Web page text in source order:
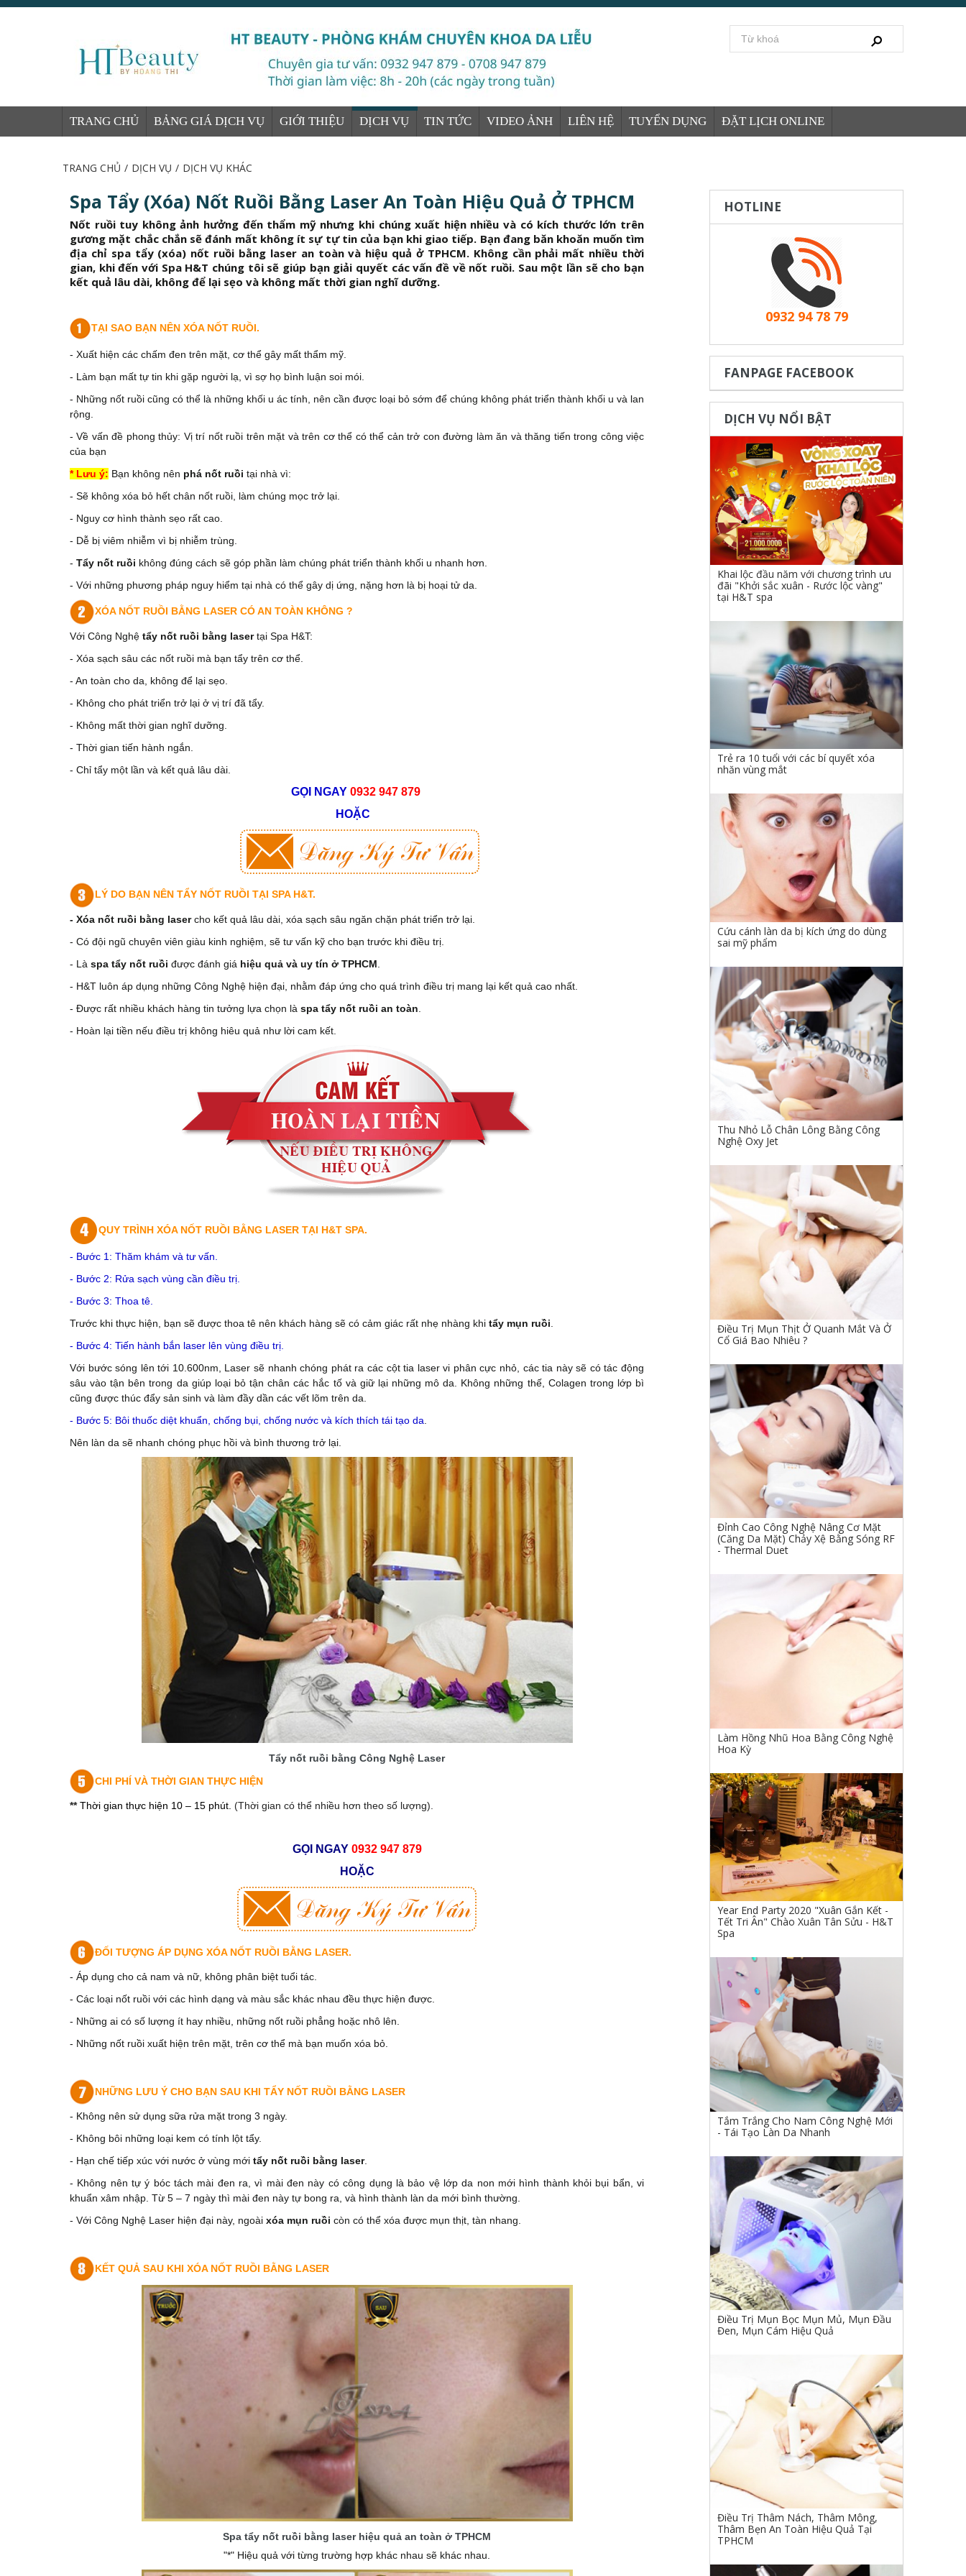
TRANG CHỦ BẢNG GIÁ DỊCH VỤ GIỚI THIỆU DỊCH VỤ TIN TỨC VIDEO ẢNH LIÊN HỆ TUYỂN DỤNG ĐẶT LỊCH ONLINE
TRANG CHỦ / DỊCH VỤ / DỊCH VỤ KHÁC
Spa Tẩy (Xóa) Nốt Ruồi Bằng Laser An Toàn Hiệu Quả Ở TPHCM
Nốt ruồi tuy không ảnh hưởng đến thẩm mỹ nhưng khi chúng xuất hiện nhiều và có kích thước lớn trên
gương mặt chắc chắn sẽ đánh mất không ít sự tự tin của bạn khi giao tiếp. Bạn đang băn khoăn muốn tìm
địa chỉ spa tẩy (xóa) nốt ruồi bằng laser an toàn và hiệu quả ở TPHCM. Không cần phải mất nhiều thời
gian, khi đến với Spa H&T chúng tôi sẽ giúp bạn giải quyết các vấn đề về nốt ruồi. Sau một lần sẽ cho bạn
kết quả lâu dài, không để lại sẹo và không mất thời gian nghĩ dưỡng.
TẠI SAO BẠN NÊN XÓA NỐT RUỒI.
- Xuất hiện các chấm đen trên mặt, cơ thể gây mất thẩm mỹ.
- Làm bạn mất tự tin khi gặp người lạ, vì sợ họ bình luận soi mói.
- Những nốt ruồi cũng có thể là những khối u ác tính, nên cần được loại bỏ sớm để chúng không phát triển thành khối u và lan
rộng.
- Về vấn đề phong thủy: Vị trí nốt ruồi trên mặt và trên cơ thể có thể cản trở con đường làm ăn và thăng tiến trong công việc
của bạn
* Lưu ý: Bạn không nên phá nốt ruồi tại nhà vì:
- Sẽ không xóa bỏ hết chân nốt ruồi, làm chúng mọc trở lại.
- Nguy cơ hình thành sẹo rất cao.
- Dễ bị viêm nhiễm vì bị nhiễm trùng.
- Tẩy nốt ruồi không đúng cách sẽ góp phần làm chúng phát triển thành khối u nhanh hơn.
- Với những phương pháp nguy hiểm tại nhà có thể gây dị ứng, nặng hơn là bị hoại tử da.
XÓA NỐT RUỒI BẰNG LASER CÓ AN TOÀN KHÔNG ?
Với Công Nghệ tẩy nốt ruồi bằng lasertại Spa H&T:
- Xóa sạch sâu các nốt ruồi mà bạn tẩy trên cơ thể.
- An toàn cho da, không để lại sẹo.
- Không cho phát triển trở lại ở vị trí đã tẩy.
- Không mất thời gian nghĩ dưỡng.
- Thời gian tiến hành ngắn.
- Chỉ tẩy một lần và kết quả lâu dài.
GỌI NGAY 0932 947 879
HOẶC
LÝ DO BẠN NÊN TẨY NỐT RUỒI TẠI SPA H&T.
- Xóa nốt ruồi bằng lasercho kết quả lâu dài, xóa sạch sâu ngăn chặn phát triển trở lại.
- Có đội ngũ chuyên viên giàu kinh nghiệm, sẽ tư vấn kỹ cho bạn trước khi điều trị.
- Là spa tẩy nốt ruồi được đánh giá hiệu quả và uy tín ở TPHCM
- H&T luôn áp dụng những Công Nghệ hiện đại, nhằm đáp ứng cho quá trình điều trị mang lại kết quả cao nhất.
- Được rất nhiều khách hàng tin tưởng lựa chọn là spa tẩy nốt ruồi an toàn
- Hoàn lại tiền nếu điều trị không hiêu quả như lời cam kết.
QUY TRÌNH XÓA NỐT RUỒI BẰNG LASER TẠI H&T SPA.
- Bước 1: Thăm khám và tư vấn.
- Bước 2: Rửa sạch vùng cần điều trị.
- Bước 3: Thoa tê.
Trước khi thực hiện, bạn sẽ được thoa tê nên khách hàng sẽ có cảm giác rất nhẹ nhàng khi tẩy mụn ruồi
- Bước 4: Tiến hành bắn laser lên vùng điều trị.
Với bước sóng lên tới 10.600nm, Laser sẽ nhanh chóng phát ra các cột tia laser vi phân cực nhỏ, các tia này sẽ có tác động
sâu vào tận bên trong da giúp loại bỏ tận chân các hắc tố và giữ lại những mô da. Không những thế, Colagen trong lớp bì
cũng được thúc đẩy sản sinh và làm đầy dần các vết lõm trên da.
- Bước 5: Bôi thuốc diệt khuẩn, chống bụi, chống nước và kích thích tái tạo da
Nên làn da sẽ nhanh chóng phục hồi và bình thương trở lại.
Tẩy nốt ruồi bằng Công Nghệ Laser
CHI PHÍ VÀ THỜI GIAN THỰC HIỆN
**Thời gian thực hiện 10 – 15 phút. (Thời gian có thể nhiều hơn theo số lượng).
GỌI NGAY 0932 947 879
HOẶC
ĐỐI TƯỢNG ÁP DỤNG XÓA NỐT RUỒI BẰNG LASER.
- Áp dụng cho cả nam và nữ, không phân biệt tuổi tác.
- Các loại nốt ruồi với các hình dạng và màu sắc khác nhau đều thực hiện được.
- Những ai có số lượng ít hay nhiều, những nốt ruồi phẳng hoặc nhô lên.
- Những nốt ruồi xuất hiện trên mặt, trên cơ thể mà bạn muốn xóa bỏ.
NHỮNG LƯU Ý CHO BẠN SAU KHI TẨY NỐT RUỒI BẰNG LASER
- Không nên sử dụng sữa rửa mặt trong 3 ngày.
- Không bôi những loại kem có tính lột tẩy.
- Hạn chế tiếp xúc với nước ở vùng mới tẩy nốt ruồi bằng laser.
- Không nên tự ý bóc tách mài đen ra, vì mài đen này có công dụng là bảo vệ lớp da non mới hình thành khỏi bụi bẩn, vi
khuẩn xâm nhập. Từ 5 – 7 ngày thì mài đen này tự bong ra, và hình thành làn da mới bình thường.
- Với Công Nghệ Laser hiện đại này, ngoài xóa mụn ruồi còn có thể xóa được mụn thịt, tàn nhang.
KẾT QUẢ SAU KHI XÓA NỐT RUỒI BẰNG LASER
Spa tẩy nốt ruồi bằng laser hiệu quả an toàn ở TPHCM
"*" Hiệu quả với từng trường hợp khác nhau sẽ khác nhau.
HOTLINE
0932 94 78 79
FANPAGE FACEBOOK
DỊCH VỤ NỔI BẬT
Khai lộc đầu năm với chương trình ưu
đãi "Khởi sắc xuân - Rước lộc vàng"
tại H&T spa
Trẻ ra 10 tuổi với các bí quyết xóa
nhăn vùng mắt
Cứu cánh làn da bị kích ứng do dùng
sai mỹ phẩm
Thu Nhỏ Lỗ Chân Lông Bằng Công
Nghệ Oxy Jet
Điều Trị Mụn Thịt Ở Quanh Mắt Và Ở
Cổ Giá Bao Nhiêu ?
Đỉnh Cao Công Nghệ Nâng Cơ Mặt
(Căng Da Mặt) Chảy Xệ Bằng Sóng RF
- Thermal Duet
Làm Hồng Nhũ Hoa Bằng Công Nghệ
Hoa Kỳ
Year End Party 2020 "Xuân Gắn Kết -
Tết Tri Ân" Chào Xuân Tân Sửu - H&T
Spa
Tắm Trắng Cho Nam Công Nghệ Mới
- Tái Tạo Làn Da Nhanh
Điều Trị Mụn Bọc Mụn Mủ, Mụn Đầu
Đen, Mụn Cám Hiệu Quả
Điều Trị Thâm Nách, Thâm Mông,
Thâm Bẹn An Toàn Hiệu Quả Tại
TPHCM